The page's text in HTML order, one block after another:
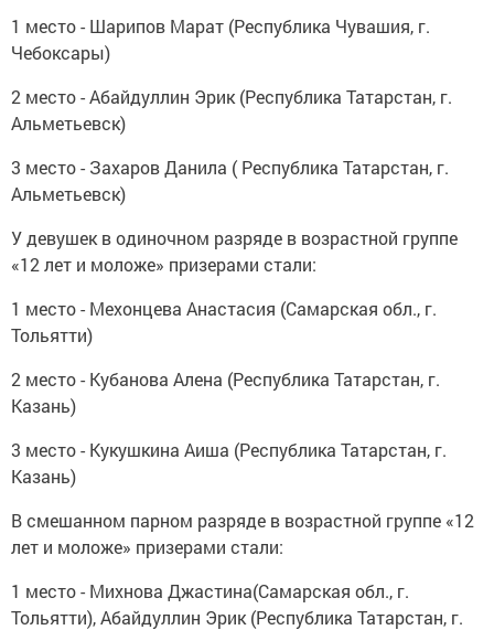
1 место - Шарипов Марат (Республика Чувашия, г.
Чебоксары)
2 место - Абайдуллин Эрик (Республика Татарстан, г.
Альметьевск)
3 место - Захаров Данила ( Республика Татарстан, г.
Альметьевск)
У девушек в одиночном разряде в возрастной группе
«12 лет и моложе» призерами стали:
1 место - Мехонцева Анастасия (Самарская обл., г.
Тольятти)
2 место - Кубанова Алена (Республика Татарстан, г.
Казань)
3 место - Кукушкина Аиша (Республика Татарстан, г.
Казань)
В смешанном парном разряде в возрастной группе «12
лет и моложе» призерами стали:
1 место - Михнова Джастина(Самарская обл., г.
Тольятти), Абайдуллин Эрик (Республика Татарстан, г.